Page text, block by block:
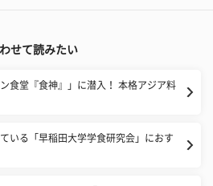
せて読みたい
食堂『食神』」に潜入！ 本格アジア料
いる「早稲田大学学食研究会」におす